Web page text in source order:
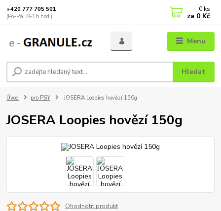
Menu
Hledat
+420 777 705 501
(Po-Pá, 8-16 hod.)
0 ks
za 0 Kč
Úvod pro PSY JOSERA Loopies hovězí 150g
JOSERA Loopies hovězí 150g
Ohodnotit produkt